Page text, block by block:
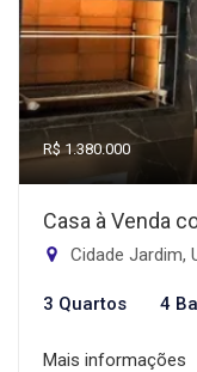
R$ 1.380.000
Casa à Venda
Cidade Jardim,
3 Quartos 4
Mais informações